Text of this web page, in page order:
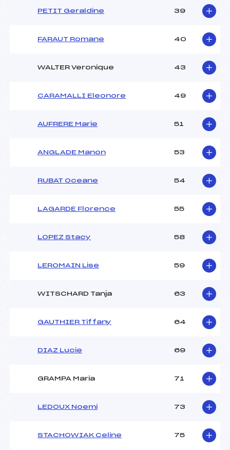
PETIT Geraldine 39
FARAUT Romane 40
WALTER Veronique 43
CARAMALLI Eleonore 49
AUFRERE Marie 51
ANGLADE Manon 53
RUBAT Oceane 54
LAGARDE Florence 55
LOPEZ Stacy 58
LEROMAIN Lise 59
WITSCHARD Tanja 63
GAUTHIER Tiffany 64
DIAZ Lucie 69
GRAMPA Maria 71
LEDOUX Noemi 73
STACHOWIAK Celine 75